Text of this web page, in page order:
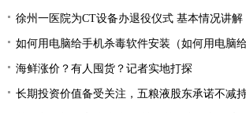
徐州一医院为CT设备办退役仪式 基本情况讲解
如何用电脑给手机杀毒软件安装（如何用电脑给
海鲜涨价？有人囤货？记者实地打探
长期投资价值备受关注，五粮液股东承诺不减